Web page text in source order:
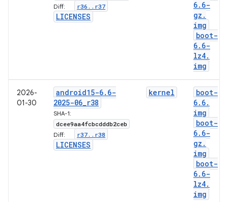
Diff: r36 . . r37
LICENSES
6. 6-
gz .
img
boot-
6. 6-
lz4.
img
2026-
01-30
android15-6. 6-
2025-06_r38
SHA-1:
dcee9aa4fcbcdddb2ceb
Diff: r37. . r38
LICENSES
kernel
boot-
6. 6.
img
boot-
6. 6-
gz .
img
boot-
6. 6-
lz4.
img